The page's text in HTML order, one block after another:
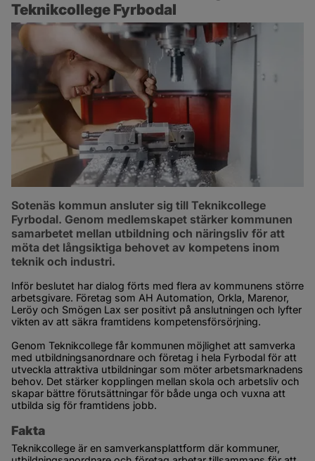
Teknikcollege Fyrbodal
Sotenäs kommun ansluter sig till Teknikcollege
Fyrbodal. Genom medlemskapet stärker kommunen
samarbetet mellan utbildning och näringsliv för att
möta det långsiktiga behovet av kompetens inom
teknik och industri.
Inför beslutet har dialog förts med flera av kommunens större
arbetsgivare. Företag som AH Automation, Orkla, Marenor,
Leröy och Smögen Lax ser positivt på anslutningen och lyfter
vikten av att säkra framtidens kompetensförsörjning.
Genom Teknikcollege får kommunen möjlighet att samverka
med utbildningsanordnare och företag i hela Fyrbodal för att
utveckla attraktiva utbildningar som möter arbetsmarknadens
behov. Det stärker kopplingen mellan skola och arbetsliv och
skapar bättre förutsättningar för både unga och vuxna att
utbilda sig för framtidens jobb.
Fakta
Teknikcollege är en samverkansplattform där kommuner,